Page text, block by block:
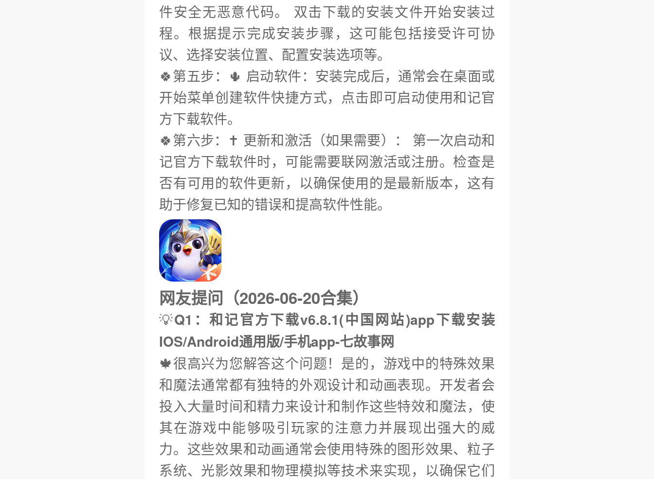
件安全无恶意代码。 双击下载的安装文件开始安装过
程。根据提示完成安装步骤，这可能包括接受许可协
议、选择安装位置、配置安装选项等。
🍀第五步：🌵 启动软件：安装完成后，通常会在桌面或
开始菜单创建软件快捷方式，点击即可启动使用和记官
方下载软件。
🍀第六步：✝️ 更新和激活（如果需要）： 第一次启动和
记官方下载软件时，可能需要联网激活或注册。检查是
否有可用的软件更新，以确保使用的是最新版本，这有
助于修复已知的错误和提高软件性能。
网友提问（2026-06-20合集）
💡Q1：和记官方下载v6.8.1(中国网站)app下载安装
IOS/Android通用版/手机app-七故事网
🍁很高兴为您解答这个问题！是的，游戏中的特殊效果
和魔法通常都有独特的外观设计和动画表现。开发者会
投入大量时间和精力来设计和制作这些特效和魔法，使
其在游戏中能够吸引玩家的注意力并展现出强大的威
力。这些效果和动画通常会使用特殊的图形效果、粒子
系统、光影效果和物理模拟等技术来实现，以确保它们